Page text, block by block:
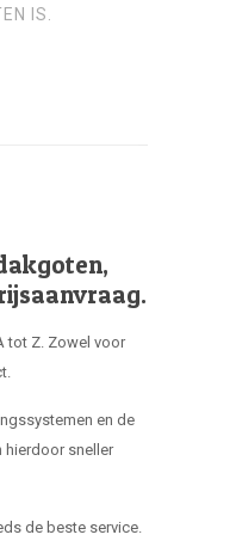
IS.
tot Z. Zowel voor
en de
hierdoor sneller
de beste service.